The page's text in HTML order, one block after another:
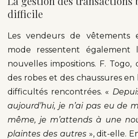
difficile
Les vendeurs de vêtements
mode ressentent également
nouvelles impositions. F. Togo,
des robes et des chaussures
difficultés rencontrées. «
aujourd’hui, je n’ai pas eu de
même, je m’attends à une
plaintes des autres », dit-elle.